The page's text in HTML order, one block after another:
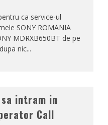
ca service-ul
SONY ROMANIA
MDRXB650BT de pe
nic...
intram in
Call